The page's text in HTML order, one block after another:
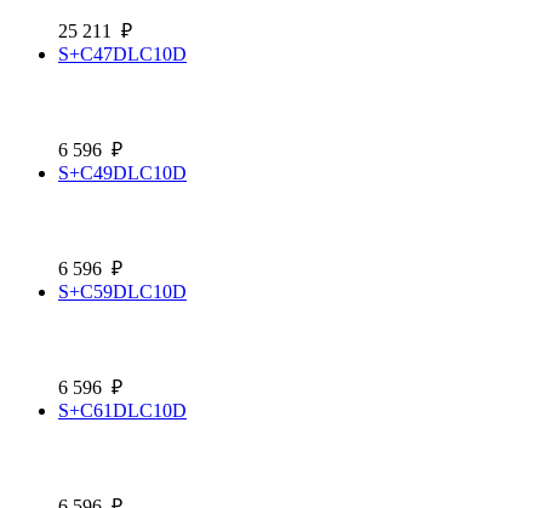
25 211
₽
S+C47DLC10D
6 596 ₽
S+C49DLC10D
6 596 ₽
S+C59DLC10D
6 596 ₽
S+C61DLC10D